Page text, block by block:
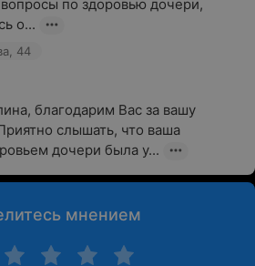
по здоровью дочери,
о...
44
благодарим Вас за вашу
слышать, что ваша
дочери была у...
мнением